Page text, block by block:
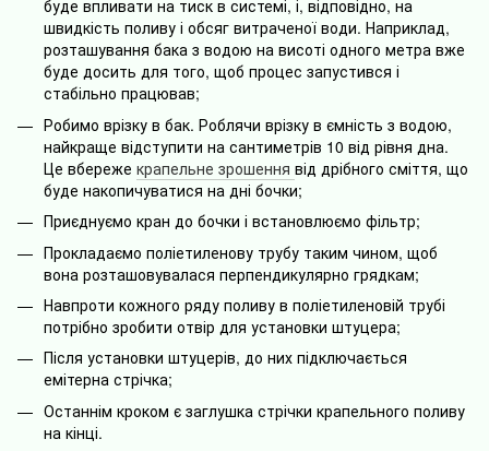
буде впливати на тиск в системі, і, відповідно, на
швидкість поливу і обсяг витраченої води. Наприклад,
розташування бака з водою на висоті одного метра вже
буде досить для того, щоб процес запустився і
стабільно працював;
Робимо врізку в бак. Роблячи врізку в ємність з водою,
найкраще відступити на сантиметрів 10 від рівня дна.
Це вбереже крапельне зрошення від дрібного сміття, що
буде накопичуватися на дні бочки;
Приєднуємо кран до бочки і встановлюємо фільтр;
Прокладаємо поліетиленову трубу таким чином, щоб
вона розташовувалася перпендикулярно грядкам;
Навпроти кожного ряду поливу в поліетиленовій трубі
потрібно зробити отвір для установки штуцера;
Після установки штуцерів, до них підключається
емітерна стрічка;
Останнім кроком є ​​заглушка стрічки крапельного поливу
на кінці.